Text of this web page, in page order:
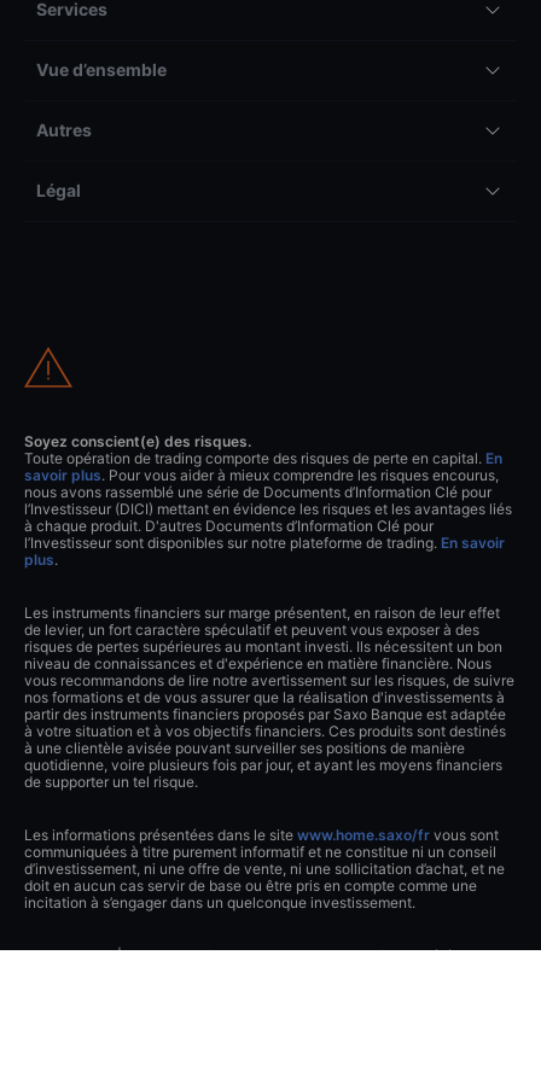
Services
Vue d’ensemble
Autres
Légal
Soyez conscient(e) des risques.
Toute opération de trading comporte des risques de perte en capital. En
savoir plus. Pour vous aider à mieux comprendre les risques encourus,
nous avons rassemblé une série de Documents d’Information Clé pour
l’Investisseur (DICI) mettant en évidence les risques et les avantages liés
à chaque produit. D'autres Documents d’Information Clé pour
l’Investisseur sont disponibles sur notre plateforme de trading. En savoir
plus.
Les instruments financiers sur marge présentent, en raison de leur effet
de levier, un fort caractère spéculatif et peuvent vous exposer à des
risques de pertes supérieures au montant investi. Ils nécessitent un bon
niveau de connaissances et d'expérience en matière financière. Nous
vous recommandons de lire notre avertissement sur les risques, de suivre
nos formations et de vous assurer que la réalisation d'investissements à
partir des instruments financiers proposés par Saxo Banque est adaptée
à votre situation et à vos objectifs financiers. Ces produits sont destinés
à une clientèle avisée pouvant surveiller ses positions de manière
quotidienne, voire plusieurs fois par jour, et ayant les moyens financiers
de supporter un tel risque.
Les informations présentées dans le site www.home.saxo/fr vous sont
communiquées à titre purement informatif et ne constitue ni un conseil
d’investissement, ni une offre de vente, ni une sollicitation d’achat, et ne
doit en aucun cas servir de base ou être pris en compte comme une
incitation à s’engager dans un quelconque investissement.
Saxo Banque | Succursale française de Saxo Bank A/S., société